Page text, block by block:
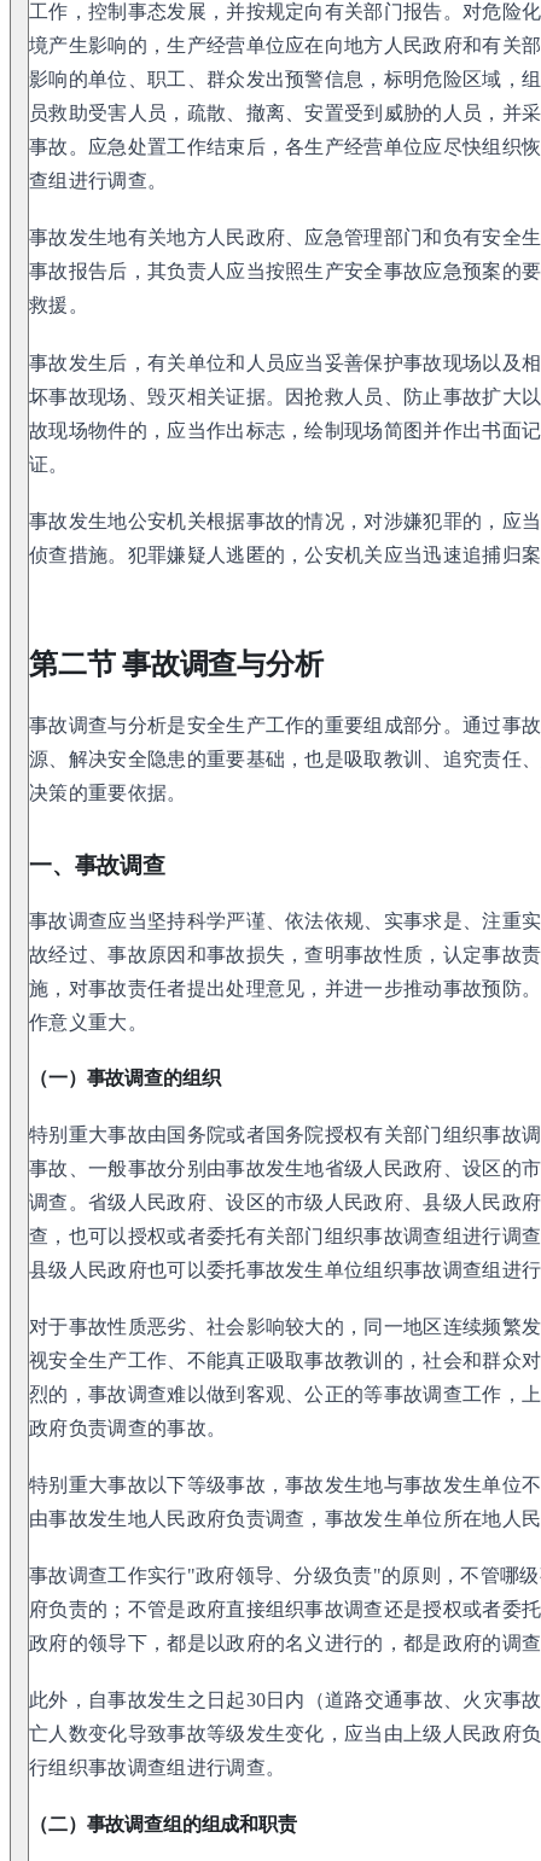
工作，控制事态发展，并按规定向有关部门报告。对危险
境产生影响的，生产经营单位应在向地方人民政府和有关
影响的单位、职工、群众发出预警信息，标明危险区域，
员救助受害人员，疏散、撤离、安置受到威胁的人员，并
事故。应急处置工作结束后，各生产经营单位应尽快组织
查组进行调查。
事故发生地有关地方人民政府、应急管理部门和负有安全
事故报告后，其负责人应当按照生产安全事故应急预案的
救援。
事故发生后，有关单位和人员应当妥善保护事故现场以及
坏事故现场、毁灭相关证据。因抢救人员、防止事故扩大
故现场物件的，应当作出标志，绘制现场简图并作出书面
证。
事故发生地公安机关根据事故的情况，对涉嫌犯罪的，应
侦查措施。犯罪嫌疑人逃匿的，公安机关应当迅速追捕归
第二节 事故调查与分析
事故调查与分析是安全生产工作的重要组成部分。通过事
源、解决安全隐患的重要基础，也是吸取教训、追究责任
决策的重要依据。
一、事故调查
事故调查应当坚持科学严谨、依法依规、实事求是、注重
故经过、事故原因和事故损失，查明事故性质，认定事故
施，对事故责任者提出处理意见，并进一步推动事故预防
作意义重大。
（一）事故调查的组织
特别重大事故由国务院或者国务院授权有关部门组织事故
事故、一般事故分别由事故发生地省级人民政府、设区的
调查。省级人民政府、设区的市级人民政府、县级人民政
查，也可以授权或者委托有关部门组织事故调查组进行调
县级人民政府也可以委托事故发生单位组织事故调查组进
对于事故性质恶劣、社会影响较大的，同一地区连续频繁
视安全生产工作、不能真正吸取事故教训的，社会和群众
烈的，事故调查难以做到客观、公正的等事故调查工作，
政府负责调查的事故。
特别重大事故以下等级事故，事故发生地与事故发生单位
由事故发生地人民政府负责调查，事故发生单位所在地人
事故调查工作实行"政府领导、分级负责"的原则，不管哪
府负责的；不管是政府直接组织事故调查还是授权或者委
政府的领导下，都是以政府的名义进行的，都是政府的调
此外，自事故发生之日起30日内（道路交通事故、火灾事
亡人数变化导致事故等级发生变化，应当由上级人民政府
行组织事故调查组进行调查。
（二）事故调查组的组成和职责